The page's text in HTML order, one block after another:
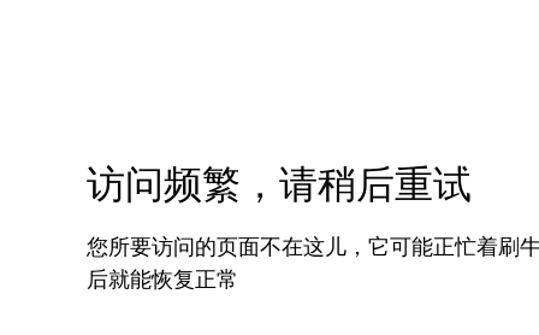
访问频繁，请稍后重试
您所要访问的页面不在这儿，它可能正忙着刷
后就能恢复正常